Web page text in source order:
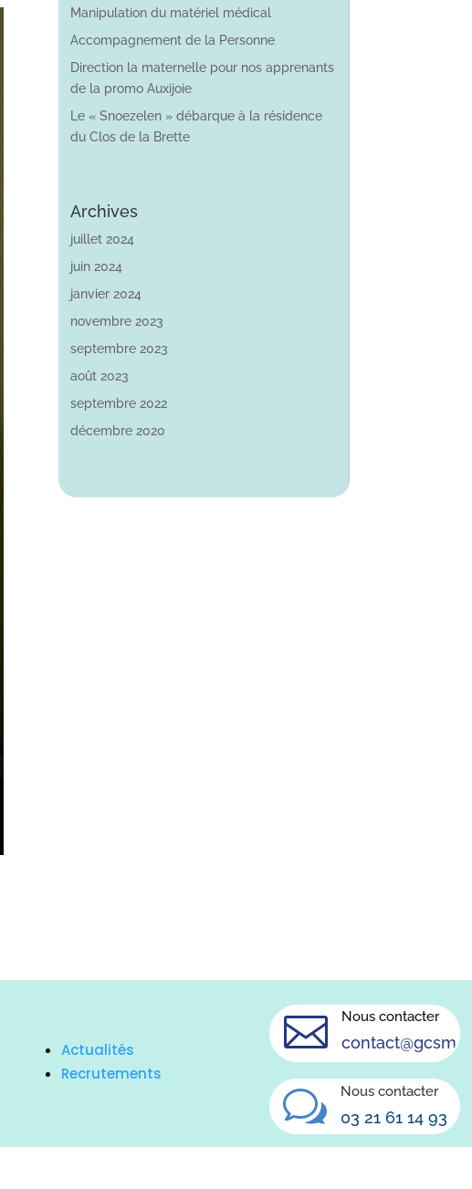
Manipulation du matériel médical
Accompagnement de la Personne
Direction la maternelle pour nos apprenants
de la promo Auxijoie
Le « Snoezelen » débarque à la résidence
du Clos de la Brette
Archives
juillet 2024
juin 2024
janvier 2024
novembre 2023
septembre 2023
août 2023
septembre 2022
décembre 2020
Actualités
Recrutements
 Nous contacter
w Nous contacter
03 21 61 14 93